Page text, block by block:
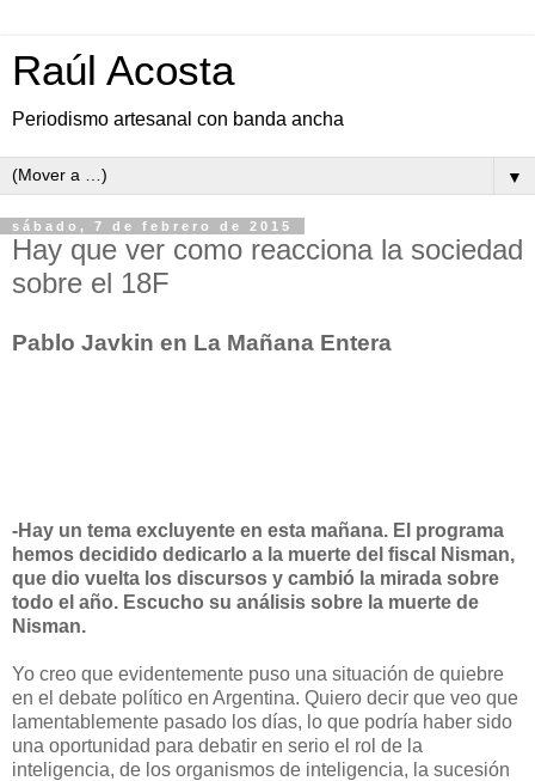
Raúl Acosta
Periodismo artesanal con banda ancha
▼
sábado, 7 de febrero de 2015
Hay que ver como reacciona la sociedad
sobre el 18F
Pablo Javkin en La Mañana Entera
-Hay un tema excluyente en esta mañana. El programa
hemos decidido dedicarlo a la muerte del fiscal Nisman,
que dio vuelta los discursos y cambió la mirada sobre
todo el año. Escucho su análisis sobre la muerte de
Nisman.
Yo creo que evidentemente puso una situación de quiebre
en el debate político en Argentina. Quiero decir que veo que
lamentablemente pasado los días, lo que podría haber sido
una oportunidad para debatir en serio el rol de la
inteligencia, de los organismos de inteligencia, la sucesión